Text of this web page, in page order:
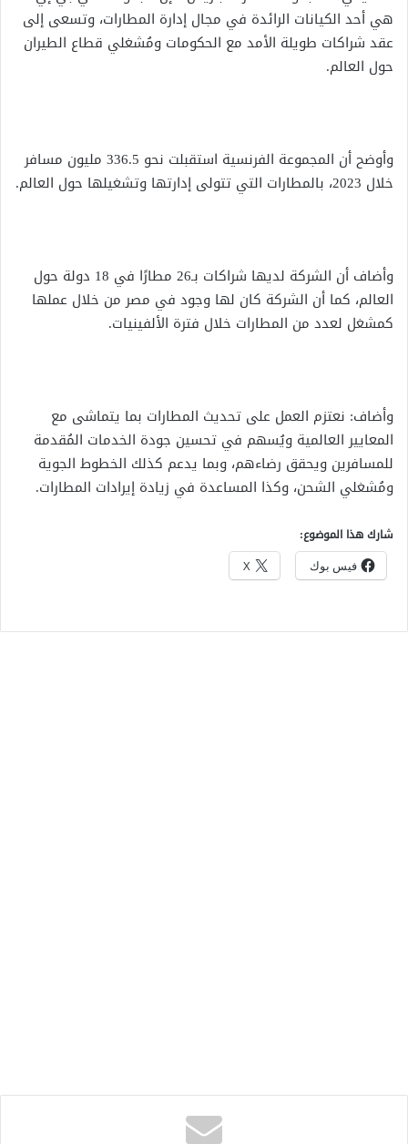
هي أحد الكيانات الرائدة في مجال إدارة المطارات، وتسعى إلى
عقد شراكات طويلة الأمد مع الحكومات ومُشغلي قطاع الطيران
حول العالم.
وأوضح أن المجموعة الفرنسية استقبلت نحو 336.5 مليون مسافر
خلال 2023، بالمطارات التي تتولى إدارتها وتشغيلها حول العالم.
وأضاف أن الشركة لديها شراكات بـ26 مطارًا في 18 دولة حول
العالم، كما أن الشركة كان لها وجود في مصر من خلال عملها
كمشغل لعدد من المطارات خلال فترة الألفينيات.
وأضاف: نعتزم العمل على تحديث المطارات بما يتماشى مع
المعايير العالمية ويُسهم في تحسين جودة الخدمات المُقدمة
للمسافرين ويحقق رضاءهم، وبما يدعم كذلك الخطوط الجوية
ومُشغلي الشحن، وكذا المساعدة في زيادة إيرادات المطارات.
شارك هذا الموضوع:
فيس بوك X